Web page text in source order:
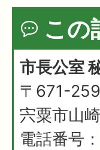
この
市長公室
〒671-
宍粟市山
電話番号：